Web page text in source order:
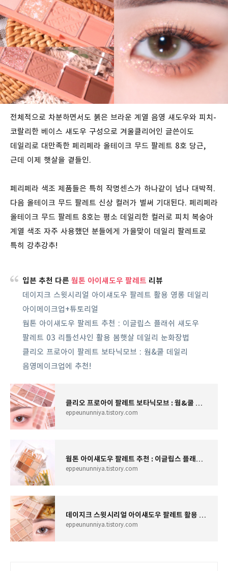
전체적으로 차분하면서도 붉은 브라운 계열 음영 섀도우와 피치-
코랄리한 베이스 섀도우 구성으로 겨울클리어인 글쓴이도
데일리로 대만족한 페리페라 올테이크 무드 팔레트 8호 당근,
근데 이제 햇살을 곁들인.
페리페라 색조 제품들은 특히 작명센스가 하나같이 넘나 대박적.
다음 올테이크 무드 팔레트 신상 컬러가 벌써 기대된다. 페리페라
올테이크 무드 팔레트 8호는 평소 데일리한 컬러로 피치 복숭아
계열 색조 자주 사용했던 분들에게 가을맞이 데일리 팔레트로
특히 강추강추!
입븐 추천 다른 웜톤 아이섀도우 팔레트 리뷰
데이지크 스윗시리얼 아이섀도우 팔레트 활용 영롱 데일리
아이메이크업+튜토리얼
웜톤 아이섀도우 팔레트 추천 : 이글립스 플래쉬 섀도우
팔레트 03 리틀선샤인 활용 봄햇살 데일리 눈화장법
클리오 프로아이 팔레트 보타닉모브 : 웜&쿨 데일리
음영메이크업에 추천!
클리오 프로아이 팔레트 보타닉모브 : 웜&쿨 데일리 음영메이크업에 추천!
eppeununniya.tistory.com
웜톤 아이섀도우 팔레트 추천 : 이글립스 플래쉬 섀도우 팔레트 03 리틀선샤인 활용 봄햇살 데일
eppeununniya.tistory.com
데이지크 스윗시리얼 아이섀도우 팔레트 활용 영롱 데일리 아이메이크업+튜토리얼
eppeununniya.tistory.com